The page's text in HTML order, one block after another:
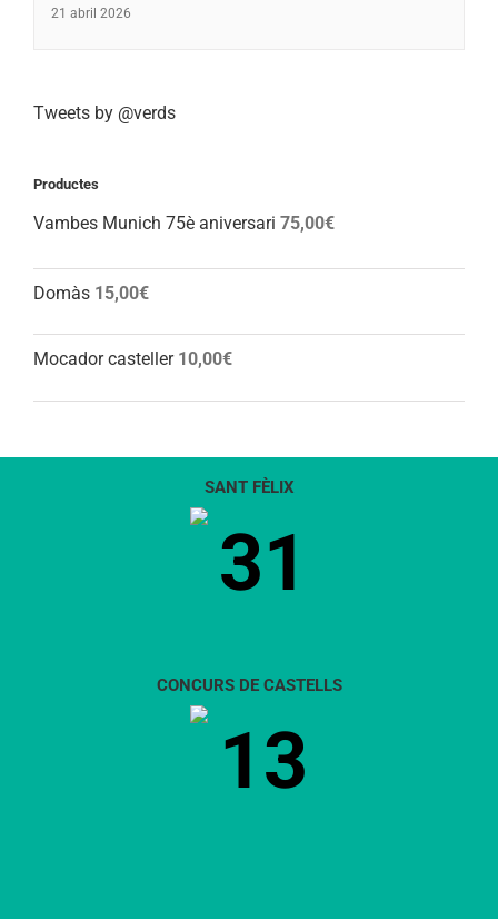
21 abril 2026
Tweets by @verds
Productes
Vambes Munich 75è aniversari 75,00€
Domàs 15,00€
Mocador casteller 10,00€
SANT FÈLIX
31
CONCURS DE CASTELLS
13